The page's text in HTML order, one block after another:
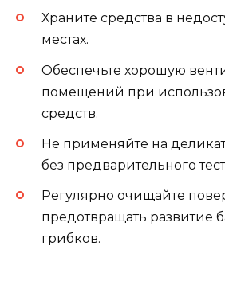
Храните средства в
местах.
Обеспечьте хорошую
помещений при
средств.
Не применяйте на
без предварительного
Регулярно очищайте
предотвращать развитие
грибков.